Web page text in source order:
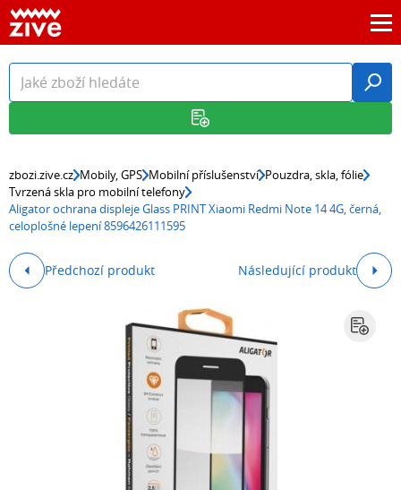
zbozi.zive.cz Mobily, GPS Mobilní příslušenství Pouzdra, skla, fólie
Tvrzená skla pro mobilní telefony
Aligator ochrana displeje Glass PRINT Xiaomi Redmi Note 14 4G, černá,
celoplošné lepení 8596426111595
Předchozí produkt Následující produkt